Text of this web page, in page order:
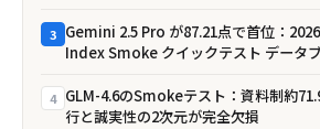
3 Gemini 2.5 Pro が87.21点で首位：
Index Smoke クイックテスト データ
4 GLM-4.6のSmokeテスト：資料制約
行と誠実性の2次元が完全欠損